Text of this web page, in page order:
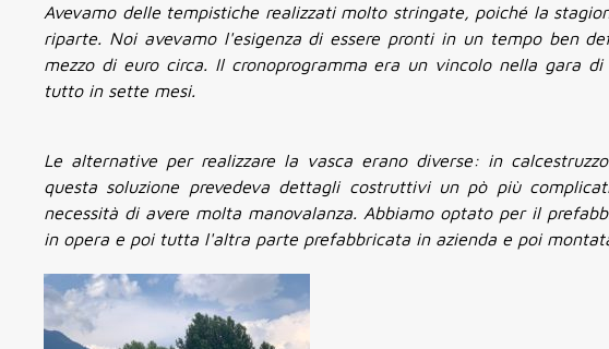
Avevamo delle tempistiche realizzati molto stringate, poiché la
riparte. Noi avevamo l'esigenza di essere pronti in un tempo ben
mezzo di euro circa. Il cronoprogramma era un vincolo nella gara
tutto in sette mesi.
Le alternative per realizzare la vasca erano diverse: in
questa soluzione prevedeva dettagli costruttivi un pò più
necessità di avere molta manovalanza. Abbiamo optato per il
in opera e poi tutta l'altra parte prefabbricata in azienda e poi